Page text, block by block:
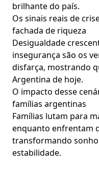
brilhante do país.
Os sinais reais de
fachada de riqueza
Desigualdade
insegurança são os
disfarça, mostrando
Argentina de hoje.
O impacto desse
famílias argentinas
Famílias lutam para
enquanto enfrentam
transformando
estabilidade.